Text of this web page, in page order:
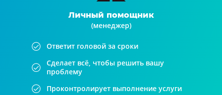
Личный помощник
(менеджер)
Ответит головой за сроки
Сделает всё, чтобы решить вашу
проблему
Проконтролирует выполнение услуги